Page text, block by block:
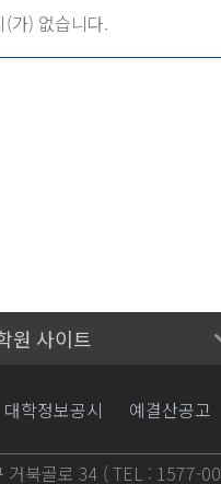
(가) 없습니다.
원 사이트
대학정보공시 예결산공고
거북골로 34 ( TEL : 1577-